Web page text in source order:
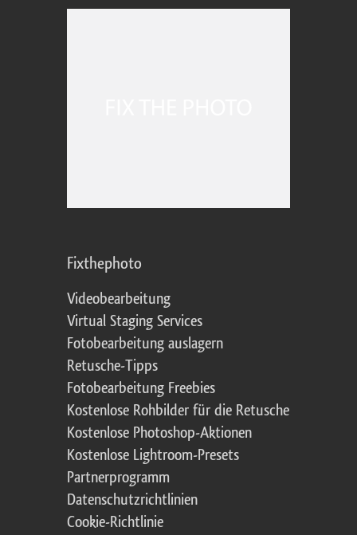
Fixthephoto
Videobearbeitung
Virtual Staging Services
Fotobearbeitung auslagern
Retusche-Tipps
Fotobearbeitung Freebies
Kostenlose Rohbilder für die Retusche
Kostenlose Photoshop-Aktionen
Kostenlose Lightroom-Presets
Partnerprogramm
Datenschutzrichtlinien
Cookie-Richtlinie